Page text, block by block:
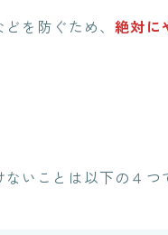
どを防ぐため、絶対に
いことは以下の４つ